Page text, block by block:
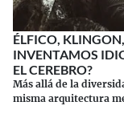
ÉLFICO,
INVENTAMOS
EL CEREBRO?
Más allá de la
misma arquitectura